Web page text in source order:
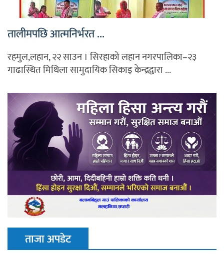
तालीमपछि आत्मनिर्भरत ...
रहमुल,लहान, २२ साउन । सिरहाको लहान नगरपालिका–२३
गाढास्थित मिथिला सामुदायिक सिकाइ केन्द्रद्वारा ...
ताजा अपडेट